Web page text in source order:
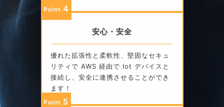
Point.4
安心・安全
優れた拡張性と柔軟性、堅固なセキュ
リティで AWS 経由で Iot デバイスと
接続し、安全に連携させることができ
ます！
Point.5